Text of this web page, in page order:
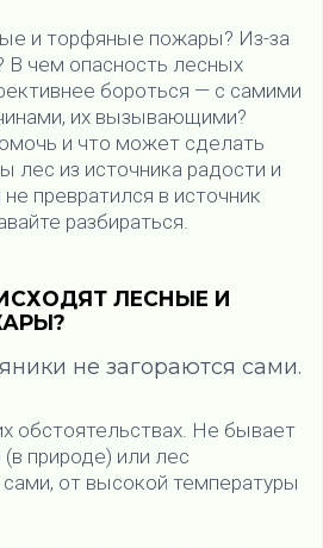
и торфяные пожары? Из-за
В чем опасность лесных
бороться — с самими
их вызывающими?
и что может сделать
лес из источника радости и
превратился в источник
разбираться.
ЛЕСНЫЕ И
не загораются сами.
обстоятельствах. Не бывает
природе) или лес
от высокой температуры